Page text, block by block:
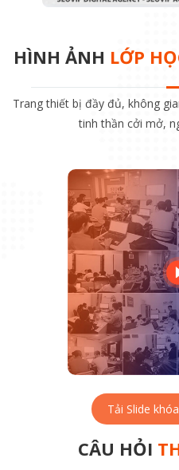
HÌNH ẢNH LỚP
Trang thiết bị đầy đủ, không
tinh thần cởi mở,
Tải Slide
CÂU HỎI